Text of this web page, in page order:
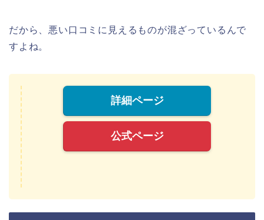
だから、悪い口コミに見えるものが混ざっているんで
すよね。
詳細ページ
公式ページ